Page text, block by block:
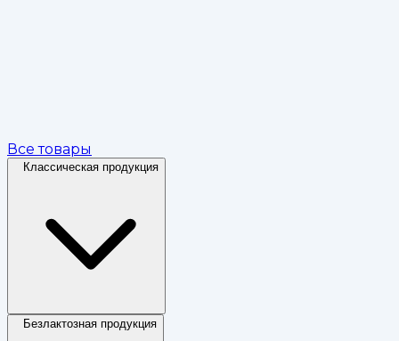
Все товары
Классическая продукция
Безлактозная продукция